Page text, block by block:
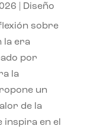
Diseño
sobre
la era
por
la
un
de la
inspira en el